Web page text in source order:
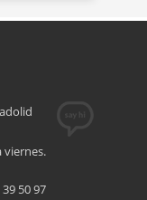
viernes.
50 97